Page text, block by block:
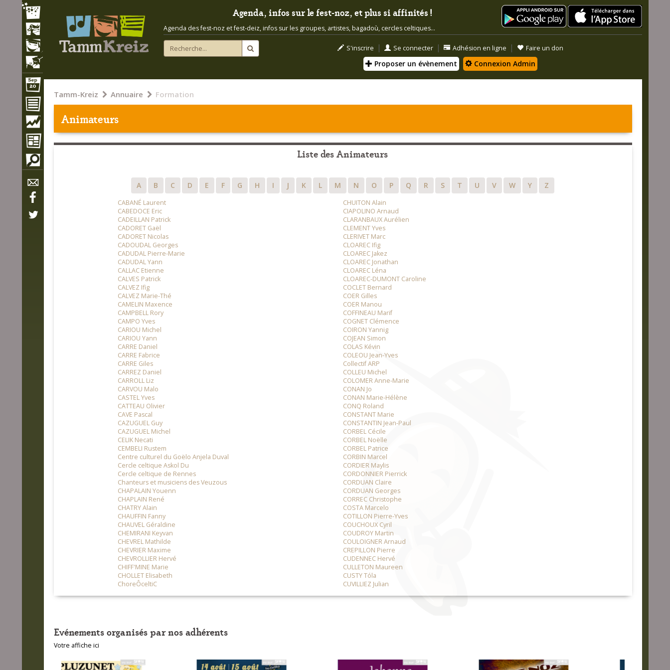
Agenda, infos sur le fest-noz, et plus si affinités !
Agenda des fest-noz et fest-deiz, infos sur les groupes, artistes, bagadoù, cercles celtiques...
S'inscrire | Se connecter | Adhésion en ligne | Faire un don
Proposer un évènement Connexion Admin
Tamm-Kreiz Annuaire Formation
Animateurs
Liste des Animateurs
A B C D E F G H I J K L M N O P Q R S T U V W Y Z
CABANÉ Laurent
CABEDOCE Eric
CADEILLAN Patrick
CADORET Gaël
CADORET Nicolas
CADOUDAL Georges
CADUDAL Pierre-Marie
CADUDAL Yann
CALLAC Etienne
CALVES Patrick
CALVEZ Ifig
CALVEZ Marie-Thé
CAMELIN Maxence
CAMPBELL Rory
CAMPO Yves
CARIOU Michel
CARIOU Yann
CARRE Daniel
CARRE Fabrice
CARRE Giles
CARREZ Daniel
CARROLL Liz
CARVOU Malo
CASTEL Yves
CATTEAU Olivier
CAVE Pascal
CAZUGUEL Guy
CAZUGUEL Michel
CELIK Necati
CEMBELI Rustem
Centre culturel du Goëlo Anjela Duval
Cercle celtique Askol Du
Cercle celtique de Rennes
Chanteurs et musiciens des Veuzous
CHAPALAIN Youenn
CHAPLAIN René
CHATRY Alain
CHAUFFIN Fanny
CHAUVEL Géraldine
CHEMIRANI Keyvan
CHEVREL Mathilde
CHEVRIER Maxime
CHEVROLLIER Hervé
CHIFF'MINE Marie
CHOLLET Elisabeth
ChoreÔceltiC
CHUITON Alain
CIAPOLINO Arnaud
CLARANBAUX Aurélien
CLEMENT Yves
CLERIVET Marc
CLOAREC Ifig
CLOAREC Jakez
CLOAREC Jonathan
CLOAREC Léna
CLOAREC-DUMONT Caroline
COCLET Bernard
COER Gilles
COER Manou
COFFINEAU Marif
COGNET Clémence
COIRON Yannig
COJEAN Simon
COLAS Kévin
COLEOU Jean-Yves
Collectif ARP
COLLEU Michel
COLOMER Anne-Marie
CONAN Jo
CONAN Marie-Hélène
CONQ Roland
CONSTANT Marie
CONSTANTIN Jean-Paul
CORBEL Cécile
CORBEL Noëlle
CORBEL Patrice
CORBIN Marcel
CORDIER Maylis
CORDONNIER Pierrick
CORDUAN Claire
CORDUAN Georges
CORREC Christophe
COSTA Marcelo
COTILLON Pierre-Yves
COUCHOUX Cyril
COUDROY Martin
COULOIGNER Arnaud
CREPILLON Pierre
CUDENNEC Hervé
CULLETON Maureen
CUSTY Tóla
CUVILLIEZ Julian
Evénements organisés par nos adhérents
Votre affiche ici